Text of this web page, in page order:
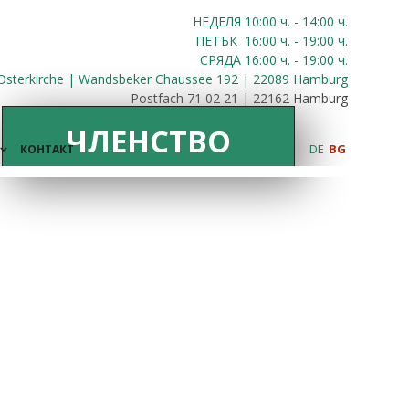
НЕДЕЛЯ 10:00 ч. - 14:00 ч.
ПЕТЪК 16:00 ч. - 19:00 ч.
СРЯДА 16:00 ч. - 19:00 ч.
| Wandsbeker Chaussee 192 | 22089 Hamburg
Postfach 71 02 21 | 22162 Hamburg
КОНТАКТ DE BG
ЧЛЕНСТВО